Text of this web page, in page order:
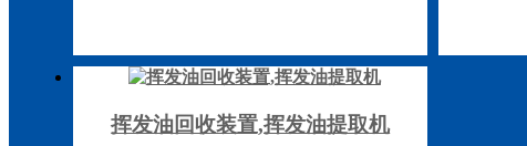
挥发油回收装置,挥发油提取机